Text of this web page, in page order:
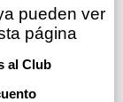
pueden ver
página
al Club